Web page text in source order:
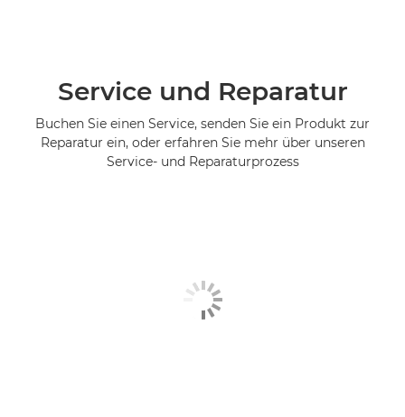
Service und Reparatur
Buchen Sie einen Service, senden Sie ein Produkt zur
Reparatur ein, oder erfahren Sie mehr über unseren
Service- und Reparaturprozess